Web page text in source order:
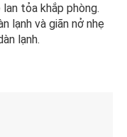
tỏa khắp phòng.
lạnh và giãn nở nhẹ
lạnh.